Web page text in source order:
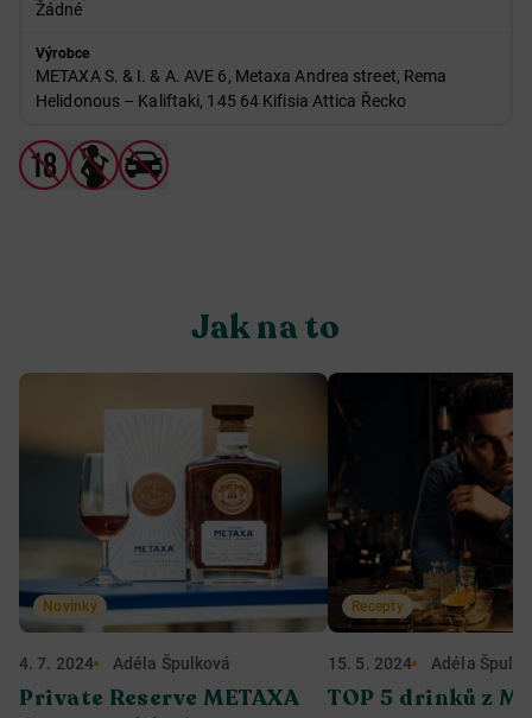
Žádné
Výrobce
METAXA S. & I. & A. AVE 6, Metaxa Andrea street, Rema
Helidonous – Kaliftaki, 145 64 Kifisia Attica Řecko
Jak na to
Novinky
4. 7. 2024 Adéla Špulková
Private Reserve METAXA
Recepty
15. 5. 2024 Adéla
TOP 5 drinků z